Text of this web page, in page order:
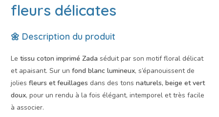
fleurs délicates
🌼 Description du produit
Letissu coton imprimé Zada séduit par son motif floral délicat
et apaisant. Sur unfond blanc lumineux, s’épanouissent de
joliesfleurs et feuillages dans des tonsnaturels, beige et vert
doux, pour un rendu à la fois élégant, intemporel et très facile
à associer.